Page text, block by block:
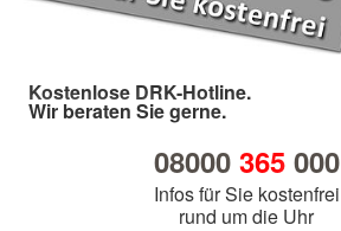
Kostenlose DRK-Hotline.
Wir beraten Sie gerne.
08000 365000
Infos für Sie kostenfrei
rund um die Uhr